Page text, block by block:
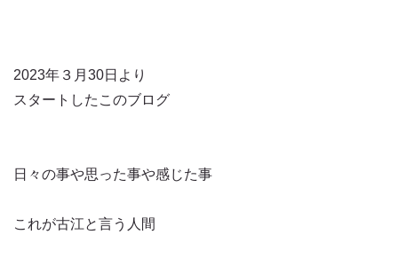
2023年３月30日より
スタートしたこのブログ
日々の事や思った事や感じた事
これが古江と言う人間